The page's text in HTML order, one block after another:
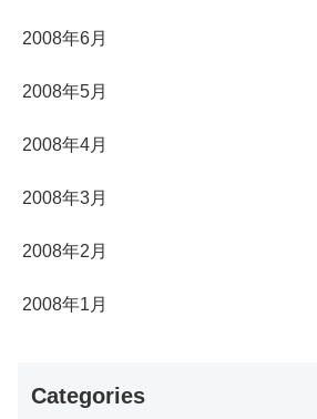
2008年6月
2008年5月
2008年4月
2008年3月
2008年2月
2008年1月
Categories